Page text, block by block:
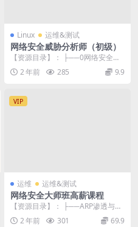
Linux 运维&测试
网络安全威胁分析师（初级）
【资源目录】： ├──0网络安全威
胁分析师（初级）课程介绍.mp4 3
7.76M...
2 年前 285 9.9
VIP
运维 运维&测试
网络安全大师班高薪课程
【资源目录】： ├──ARP渗透与防
御-700 | ├──章节1-ARP原理 |...
2 年前 301 69.9